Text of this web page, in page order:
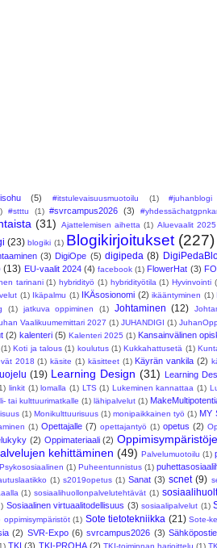
(5) #itstulevaisuusmuotoilu (1) #juhanblogi
#stttu (1) #svrcampus2026 (3)
(31) Ajattelemisen aihetta (1) Aluevaalit 2025
(23) blogiki (1) Blogikirjoitukset (227)
(3) DigiOpe (5) digipeda (8)
(13) EU-vaalit 2024 (4) facebook (1) FlowerHat (3)
tarinani (1) hybridityö (1) hybridityötila (1) Hyvinvointi
(1) Ikäpalmu (1) IKÄsosionomi (2) ikääntyminen (1)
(1) jatkuva oppiminen (1) Johtaminen (12)
Vaalikuumemittari 2027 (1) JUHANDIGI (1)
(2) kalenteri (5) Kalenteri 2025 (1) Kansainvälinen
(1) Koti ja talous (1) koulutus (1) Kukkahattusetä (1)
2018 (1) käsite (1) käsitteet (1) Käyrän vankila (2)
(19) Learning Design (31) Learning
linkit (1) lomalla (1) LTS (1) Lukeminen kannattaa (1)
tai kulttuurimatkalle (1) lähipalvelut (1)
(1) Monikulttuurisuus (1) monipaikkainen työ (1) MY
(1) Opettajalle (7) opettajantyö (1) opetus (2)
(2) Oppimateriaali (2)
kehittäminen (49) Palvelumuotoilu (1)
Psykososiaalinen (1) Puheentunnistus (1)
(1) s2019opetus (1) Sanat (3) scnet (9)
(1) sosiaalihuollonpalvelutehtävät (1)
Sosiaalinen virtuaalitodellisuus (3) sosiaalipalvelut (1)
oppimisympäristöt (1) Sote tietotekniikka (21) Sote-
(2) SVR-Expo (6) svrcampus2026 (3)
TKI (3) TKI-PROHA (2) TKI-toiminnan harjoittelu (1)